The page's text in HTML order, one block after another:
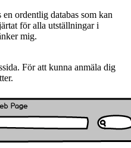
ordentlig databas som kan
för alla utställningar i
mig.
För att kunna anmäla dig